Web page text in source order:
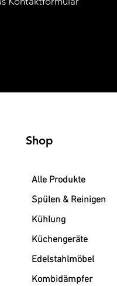
Shop
Alle Produkte
Spülen & Reinigen
Kühlung
Küchengeräte
Edelstahlmöbel
Kombidämpfer